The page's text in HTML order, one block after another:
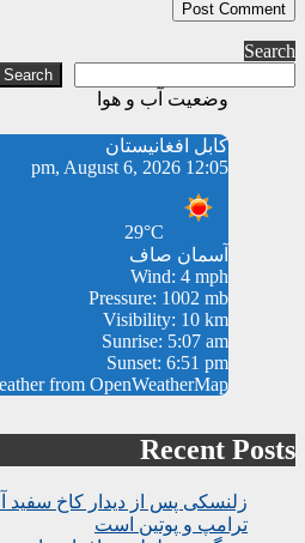
Search
Search
وضعیت آب و هوا
کابل افغانیستان
12:05 pm, August 6, 2026
29°C
آسمان صاف
Wind: 4 mph
Pressure: 1002 mb
Visibility: 10 km
Sunrise: 5:07 am
Sunset: 6:51 pm
from OpenWeatherMap
Recent Posts
زلنسکی پس از دیدار کاخ سفید
ترامپ و پوتین است